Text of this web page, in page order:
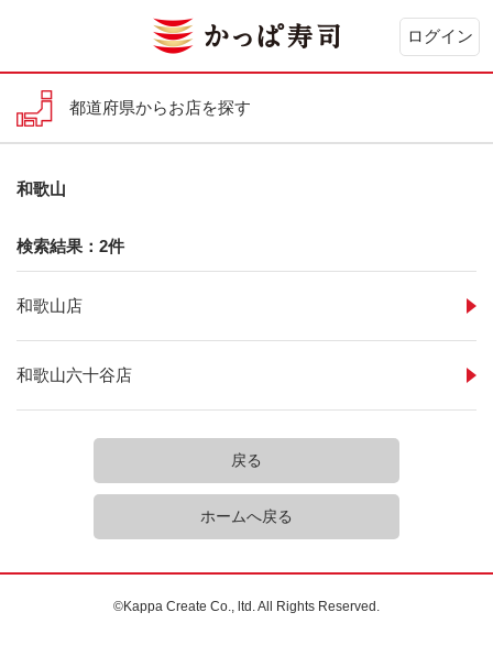
ログイン
都道府県からお店を探す
和歌山
検索結果：2件
和歌山店
和歌山六十谷店
戻る
ホームへ戻る
©Kappa Create Co., ltd. All Rights Reserved.